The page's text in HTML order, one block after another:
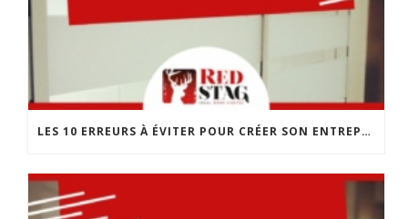
LES 10 ERREURS À ÉVITER POUR CRÉER SON ENTREPRISE